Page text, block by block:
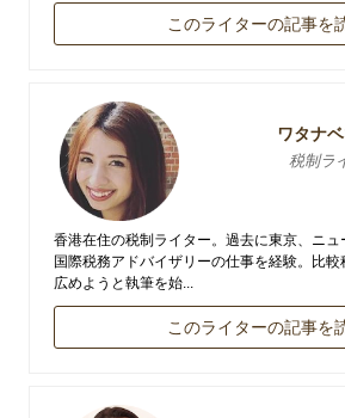
このライターの記事を
ワタナ
税制ラ
香港在住の税制ライター。過去に東京、ニュ
国際税務アドバイザリーの仕事を経験。比
広めようと執筆を始...
このライターの記事を